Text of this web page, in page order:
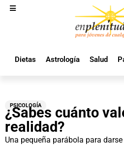
Dietas Astrología Salud
PSICOLOGÍA
¿Sabes cuánto
realidad?
Una pequeña parábola para